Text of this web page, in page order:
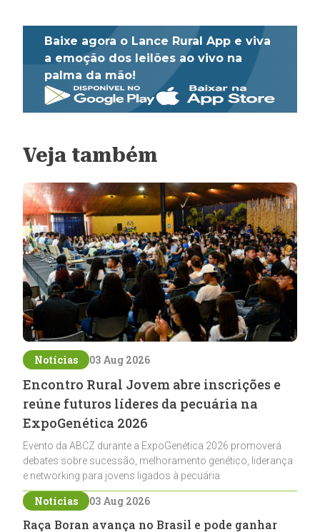
Baixe agora o Lance Rural App e viva
a emoção dos leilões ao vivo na
palma da mão!
Veja também
Notícias 03 Aug 2026
Encontro Rural Jovem abre inscrições e
reúne futuros líderes da pecuária na
ExpoGenética 2026
Evento da ABCZ durante a ExpoGenética 2026 promoverá
debates sobre sucessão, melhoramento genético, liderança
e networking para jovens ligados à pecuária
Notícias 03 Aug 2026
Raça Boran avança no Brasil e pode ganhar